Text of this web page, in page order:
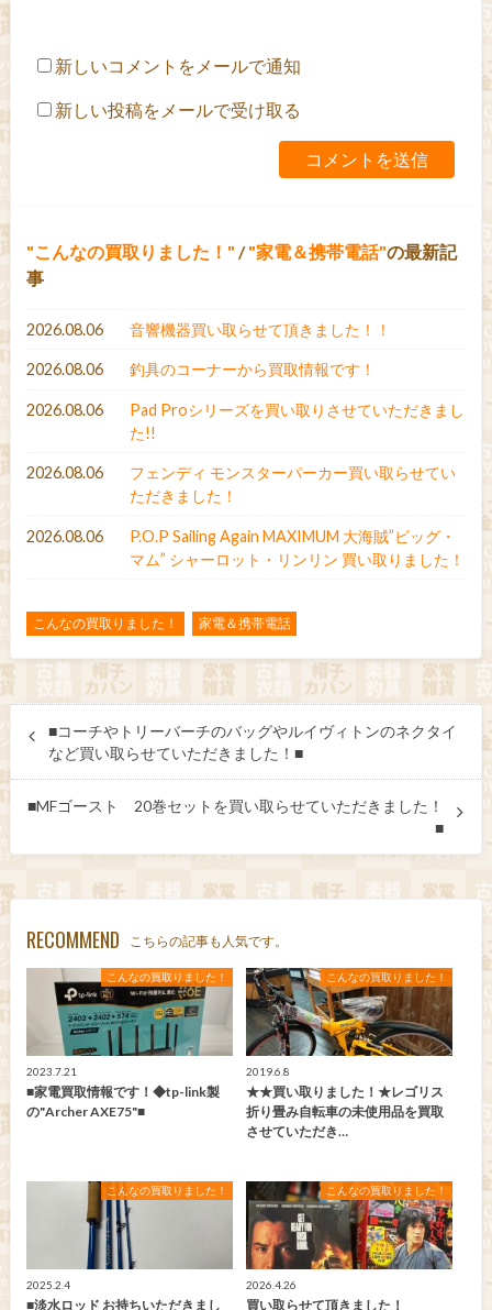
新しいコメントをメールで通知
新しい投稿をメールで受け取る
こんなの買取りました！ / 家電＆携帯電話 の最新記
事
2026.08.06 音響機器買い取らせて頂きました！！
2026.08.06 釣具のコーナーから買取情報です！
2026.08.06
Pad Proシリーズを買い取りさせていただきまし
た!!
2026.08.06
フェンディ モンスターパーカー買い取らせてい
ただきました！
2026.08.06
P.O.P Sailing Again MAXIMUM 大海賊”ビッグ・
マム” シャーロット・リンリン 買い取りました！
こんなの買取りました！ 家電＆携帯電話
■コーチやトリーバーチのバッグやルイヴィトンのネクタイ
など買い取らせていただきました！■
■MFゴースト 20巻セットを買い取らせていただきました！
■
RECOMMEND こちらの記事も人気です。
こんなの買取りました！
2023.7.21
■家電買取情報です！◆tp-link製
の"Archer AXE75"■
こんなの買取りました！
2019.6.8
★★買い取りました！★レゴリス
折り畳み自転車の未使用品を買取
させていただき…
こんなの買取りました！
2025.2.4
■淡水ロッド お持ちいただきまし
こんなの買取りました！
2026.4.26
買い取らせて頂きました！